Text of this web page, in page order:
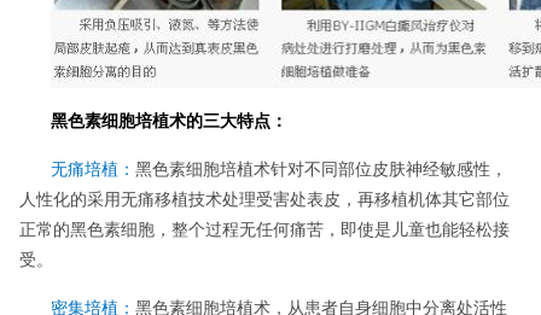
黑色素细胞培植术的三大特点：
无痛培植： 黑色素细胞培植术针对不同部位皮肤神经敏感性，
人性化的采用无痛移植技术处理受害处表皮，再移植机体其它部位
正常的黑色素细胞，整个过程无任何痛苦，即使是儿童也能轻松接
受。
密集培植： 黑色素细胞培植术，从患者自身细胞中分离处活性